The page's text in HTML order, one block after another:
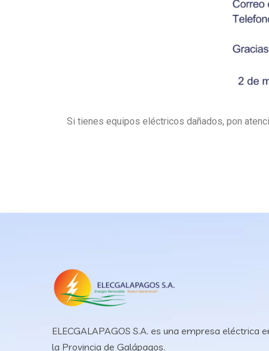
Si tienes equipos eléctricos dañados, pon
ELECGALAPAGOS S.A. es una empresa eléctrica
la Provincia de Galápagos.